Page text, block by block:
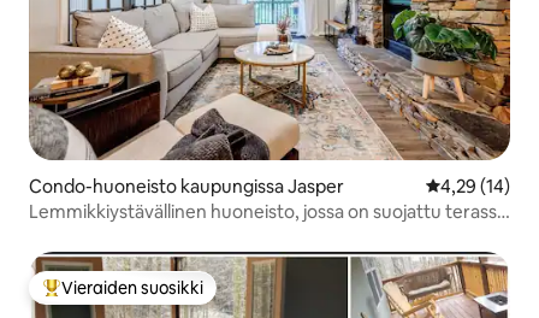
Condo-huoneisto kaupungissa Jasper
4,29 (14)
Lemmikkiystävällinen huoneisto, jossa on suojattu terassi
Vieraiden suosikkien parhaimmistoa
Vieraiden suosikki